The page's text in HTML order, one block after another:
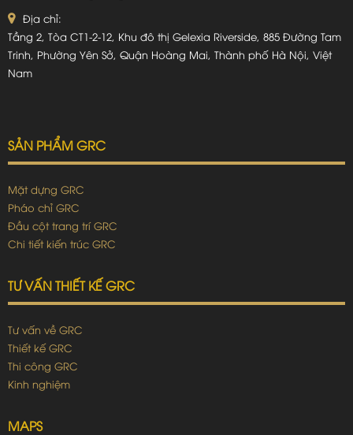
Địa chỉ:
Tầng 2, Tòa CT1-2-12, Khu đô thị Gelexia Riverside, 885 Đường Tam
Trinh, Phường Yên Sở, Quận Hoàng Mai, Thành phố Hà Nội, Việt
Nam
SẢN PHẨM GRC
Mặt dựng GRC
Pháo chỉ GRC
Đầu cột trang trí GRC
Chi tiết kiến trúc GRC
TƯ VẤN THIẾT KẾ GRC
Tư vấn về GRC
Thiết kế GRC
Thi công GRC
Kinh nghiệm
MAPS